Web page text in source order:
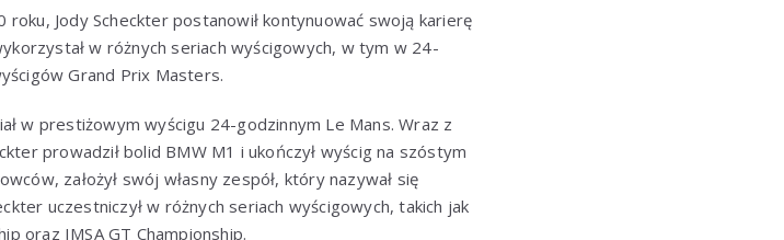
Jody Scheckter postanowił kontynuować swoją karierę
w różnych seriach wyścigowych, w tym w 24-
Grand Prix Masters.
w prestiżowym wyścigu 24-godzinnym Le Mans. Wraz z
prowadził bolid BMW M1 i ukończył wyścig na szóstym
założył swój własny zespół, który nazywał się
uczestniczył w różnych seriach wyścigowych, takich jak
oraz IMSA GT Championship.